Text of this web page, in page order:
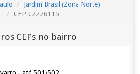
Jardim Brasil (Zona Norte)
CEP 02226115
CEPs no bairro